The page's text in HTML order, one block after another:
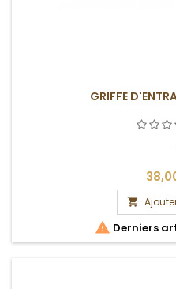
GRIFFE

 Derniers